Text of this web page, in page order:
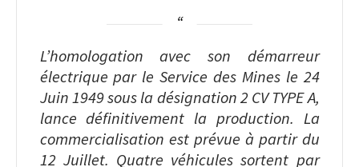
L’homologation avec son démarreur
électrique par le Service des Mines le 24
Juin 1949 sous la désignation 2 CV TYPE A,
lance définitivement la production. La
commercialisation est prévue à partir du
12 Juillet. Quatre véhicules sortent par